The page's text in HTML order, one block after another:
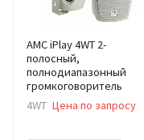
AMC iPlay 4WT 2-
полосный,
полнодиапазонный
громкоговоритель
4WT Цена по запросу